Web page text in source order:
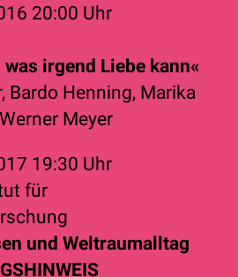
20:00 Uhr
was irgend Liebe kann«
, Bardo Henning, Marika
Meyer
19:30 Uhr
für
und Weltraumalltag